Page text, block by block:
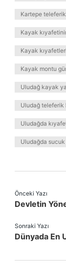
Kartepe
Kayak
Kayak
Kayak montu
Uludağ kayak
Uludağ
Uludağda
Uludağda
Önceki Yazı
Devletin
Sonraki Yazı
Dünyada En